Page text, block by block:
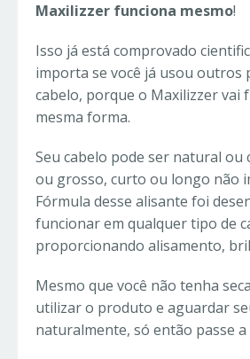
Maxilizzer funciona mesmo!
Isso já está comprovado
importa se você já usou outros
cabelo, porque o Maxilizzer vai
mesma forma.
Seu cabelo pode ser natural ou
ou grosso, curto ou longo não
Fórmula desse alisante foi
funcionar em qualquer tipo de
proporcionando alisamento,
Mesmo que você não tenha
utilizar o produto e aguardar
naturalmente, só então passe a